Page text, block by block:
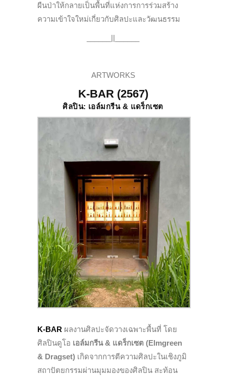
ผืนป่าให้กลายเป็นพื้นที่แห่งการการร่วมสร้าง
ความเข้าใจใหม่เกี่ยวกับศิลปะและวัฒนธรรม
______||______
ARTWORKS
K-BAR (2567)
ศิลปิน: เอล์มกรีน & แดร็กเซต
K-BAR ผลงานศิลปะจัดวางเฉพาะพื้นที่ โดย
ศิลปินดูโอ เอล์มกรีน & แดร็กเซต (Elmgreen
& Dragset) เกิดจากการตีความศิลปะในเชิงภูมิ
สถาปัตยกรรมผ่านมุมมองของศิลปิน สะท้อน